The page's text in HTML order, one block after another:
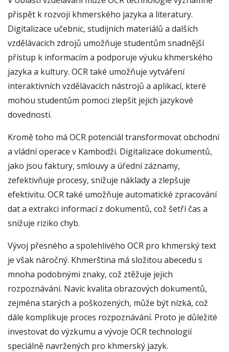
přispět k rozvoji khmerského jazyka a literatury.
Digitalizace učebnic, studijních materiálů a dalších
vzdělávacích zdrojů umožňuje studentům snadnější
přístup k informacím a podporuje výuku khmerského
jazyka a kultury. OCR také umožňuje vytváření
interaktivních vzdělávacích nástrojů a aplikací, které
mohou studentům pomoci zlepšit jejich jazykové
dovednosti.
Kromě toho má OCR potenciál transformovat obchodní
a vládní operace v Kambodži. Digitalizace dokumentů,
jako jsou faktury, smlouvy a úřední záznamy,
zefektivňuje procesy, snižuje náklady a zlepšuje
efektivitu. OCR také umožňuje automatické zpracování
dat a extrakci informací z dokumentů, což šetří čas a
snižuje riziko chyb.
Vývoj přesného a spolehlivého OCR pro khmerský text
je však náročný. Khmerština má složitou abecedu s
mnoha podobnými znaky, což ztěžuje jejich
rozpoznávání. Navíc kvalita obrazových dokumentů,
zejména starých a poškozených, může být nízká, což
dále komplikuje proces rozpoznávání. Proto je důležité
investovat do výzkumu a vývoje OCR technologií
speciálně navržených pro khmerský jazyk.